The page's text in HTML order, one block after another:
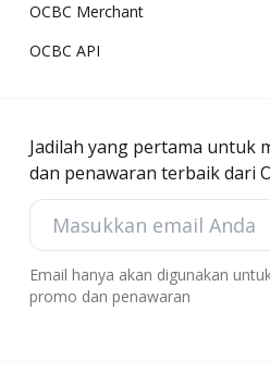
OCBC Merchant
OCBC API
Jadilah yang pertama untuk
dan penawaran terbaik dari
Email hanya akan digunakan
promo dan penawaran